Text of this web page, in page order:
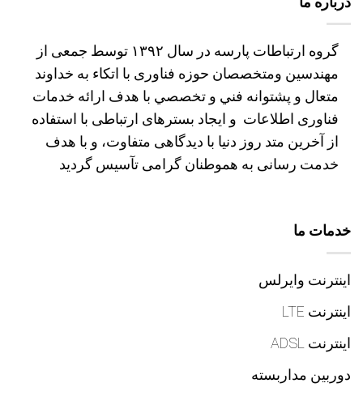
گروه ارتباطات پارسه در سال ۱۳۹۲ توسط جمعی از
مهندسین ومتخصصان حوزه فناوری با اتکاء به خداوند
متعال و پشتوانه فني و تخصصي با هدف ارائه خدمات
فناوری اطلاعات و ایجاد بسترهای ارتباطی با استفاده
از آخرین متد روز دنیا با دیدگاهی متفاوت، و با هدف
خدمت رسانی به هموطنان گرامی تآسیس گردید
خدمات ما
اینترنت وایرلس
اینترنت LTE
اینترنت ADSL
دوربین مداربسته